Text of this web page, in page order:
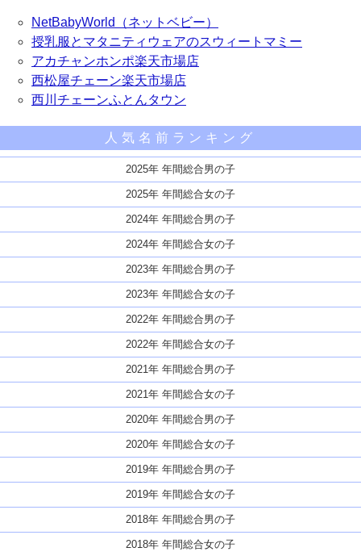
NetBabyWorld（ネットベビー）
授乳服とマタニティウェアのスウィートマミー
アカチャンホンポ楽天市場店
西松屋チェーン楽天市場店
西川チェーンふとんタウン
人気名前ランキング
2025年 年間総合男の子
2025年 年間総合女の子
2024年 年間総合男の子
2024年 年間総合女の子
2023年 年間総合男の子
2023年 年間総合女の子
2022年 年間総合男の子
2022年 年間総合女の子
2021年 年間総合男の子
2021年 年間総合女の子
2020年 年間総合男の子
2020年 年間総合女の子
2019年 年間総合男の子
2019年 年間総合女の子
2018年 年間総合男の子
2018年 年間総合女の子